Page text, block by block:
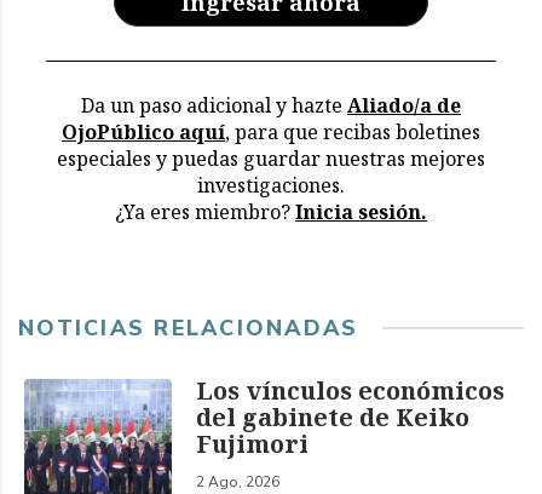
Da un paso adicional y hazte Aliado/a de
OjoPúblico aquí, para que recibas boletines
especiales y puedas guardar nuestras mejores
investigaciones.
¿Ya eres miembro?Inicia sesión.
NOTICIAS RELACIONADAS
Los vínculos económicos
del gabinete de Keiko
Fujimori
2 Ago, 2026